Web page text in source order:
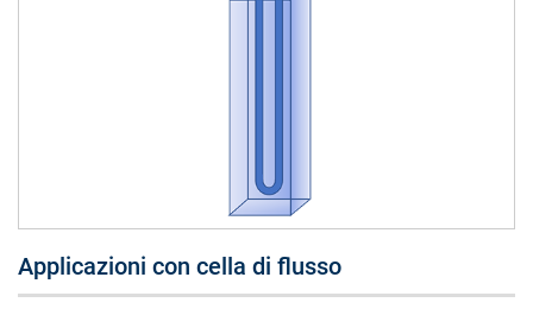
Applicazioni con cella di flusso